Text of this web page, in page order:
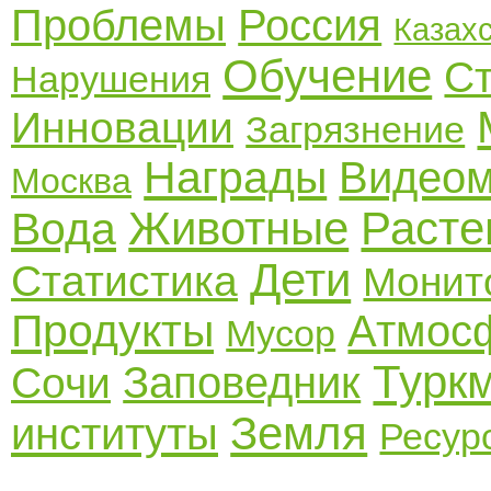
Проблемы Россия
Нарушения Обучение
Инновации Загрязнение
Москва Награды
Вода Животные
Статистика Дети
Продукты Мусор
Сочи Заповедник
институты Земля